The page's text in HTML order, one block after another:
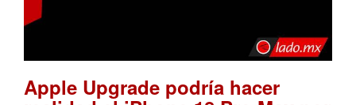
Apple Upgrade podría hacer